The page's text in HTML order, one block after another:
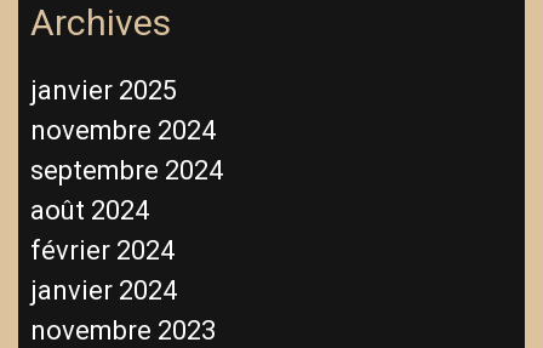
Archives
janvier 2025
novembre 2024
septembre 2024
août 2024
février 2024
janvier 2024
novembre 2023